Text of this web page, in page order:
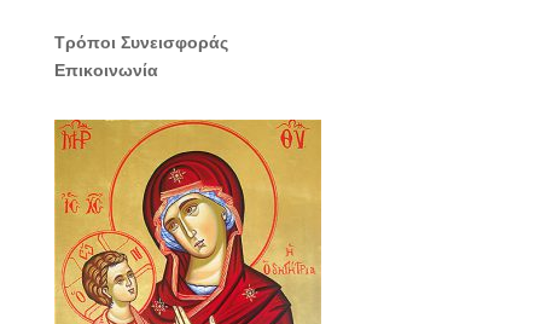
Τρόποι Συνεισφοράς
Επικοινωνία